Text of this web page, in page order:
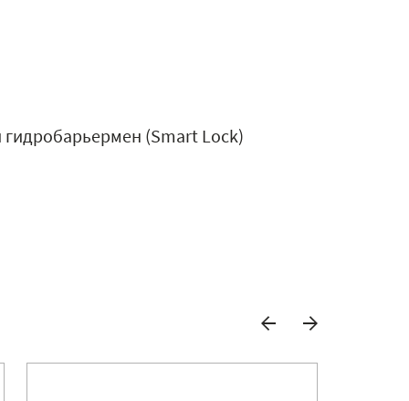
гидробарьермен (Smart Lock)